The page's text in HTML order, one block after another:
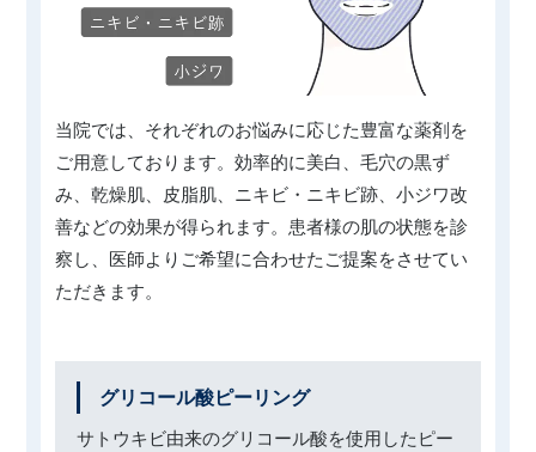
当院では、それぞれのお悩みに応じた豊富な薬剤を
ご用意しております。効率的に美白、毛穴の黒ず
み、乾燥肌、皮脂肌、ニキビ・ニキビ跡、小ジワ改
善などの効果が得られます。患者様の肌の状態を診
察し、医師よりご希望に合わせたご提案をさせてい
ただきます。
グリコール酸ピーリング
サトウキビ由来のグリコール酸を使用したピー